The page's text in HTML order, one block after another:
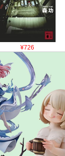
¥726